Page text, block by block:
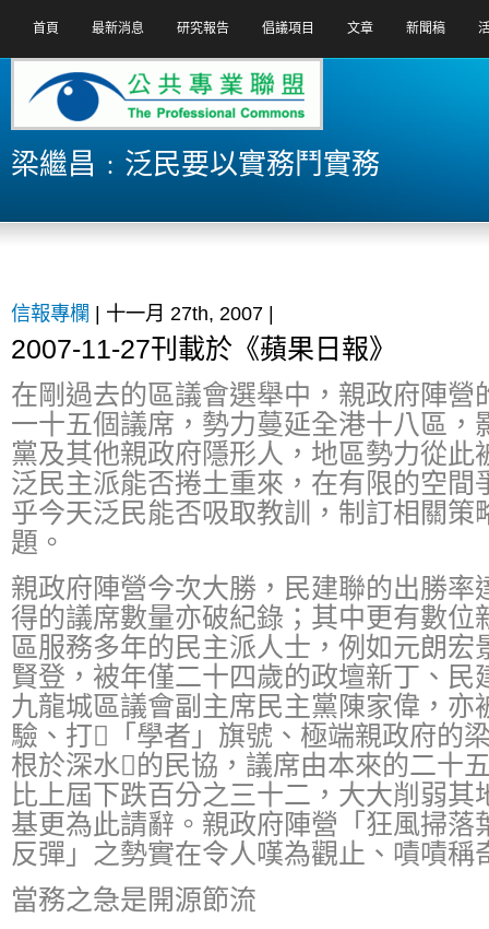
首頁 最新消息 研究報告 倡議項目 文章 新聞稿
梁繼昌﹕泛民要以實務鬥實務
信報專欄 | 十一月 27th, 2007 |
2007-11-27刊載於《蘋果日報》
在剛過去的區議會選舉中，親政府陣營
一十五個議席，勢力蔓延全港十八區，
黨及其他親政府隱形人，地區勢力從此
泛民主派能否捲土重來，在有限的空間
乎今天泛民能否吸取教訓，制訂相關策
題。
親政府陣營今次大勝，民建聯的出勝率
得的議席數量亦破紀錄；其中更有數位
區服務多年的民主派人士，例如元朗宏
賢登，被年僅二十四歲的政壇新丁、民
九龍城區議會副主席民主黨陳家偉，亦
驗、打「學者」旗號、極端親政府的
根於深水的民協，議席由本來的二十
比上屆下跌百分之三十二，大大削弱其
基更為此請辭。親政府陣營「狂風掃落
反彈」之勢實在令人嘆為觀止、嘖嘖稱
當務之急是開源節流